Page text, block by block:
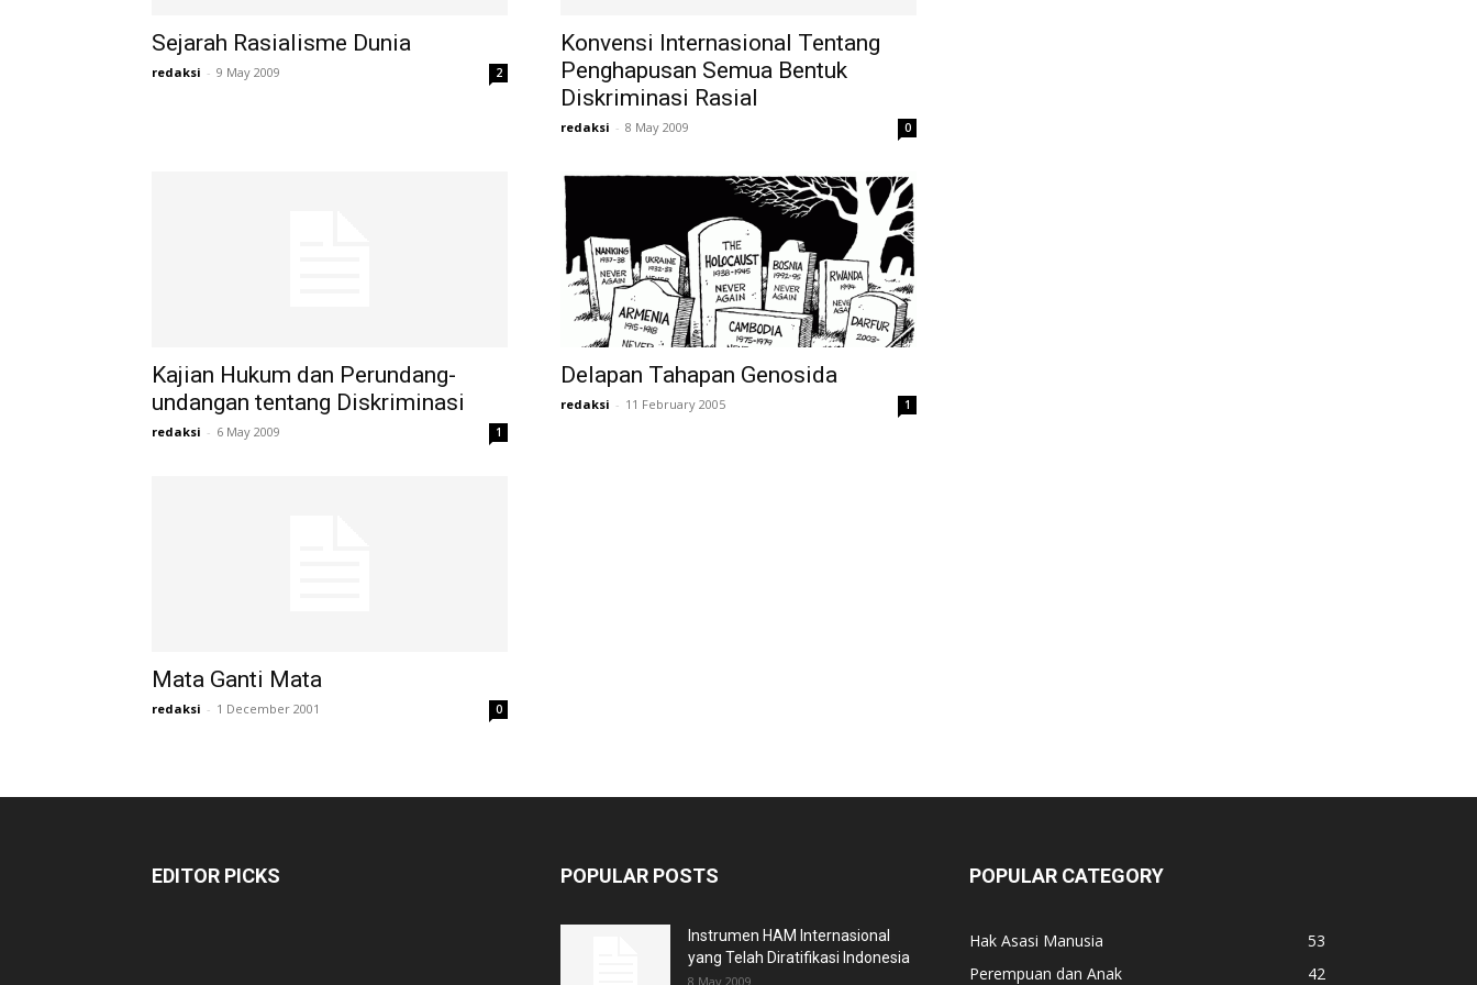
Sejarah Rasialisme Dunia
redaksi - 9 May 2009 2
Konvensi Internasional Tentang
Penghapusan Semua Bentuk
Diskriminasi Rasial
redaksi - 8 May 2009 0
Kajian Hukum dan Perundang-
undangan tentang Diskriminasi
redaksi - 6 May 2009 1
Delapan Tahapan Genosida
redaksi - 11 February 2005 1
Mata Ganti Mata
redaksi - 1 December 2001 0
EDITOR PICKS POPULAR POSTS
Instrumen HAM Internasional
yang Telah Diratifikasi Indonesia
8 May 2009
POPULAR CATEGORY
Hak Asasi Manusia
53
Perempuan dan Anak
42